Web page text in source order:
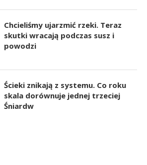
Chcieliśmy ujarzmić rzeki. Teraz
skutki wracają podczas susz i
powodzi
Ścieki znikają z systemu. Co roku
skala dorównuje jednej trzeciej
Śniardw